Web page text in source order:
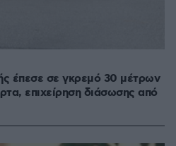
έπεσε σε γκρεμό 30 μέτρων
επιχείρηση διάσωσης από